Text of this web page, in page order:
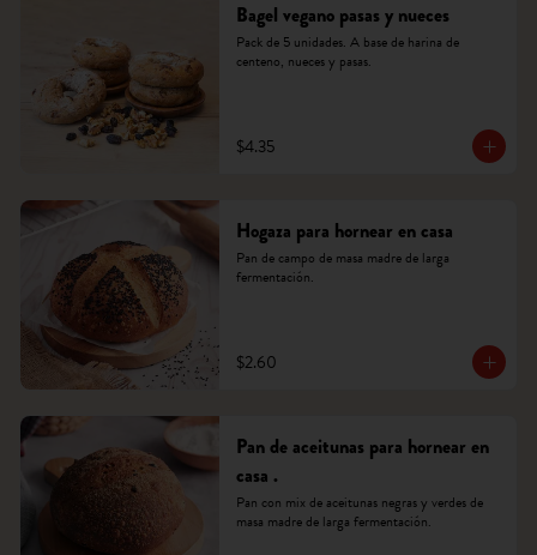
Bagel vegano pasas y nueces
Pack de 5 unidades. A base de harina de
centeno, nueces y pasas.
$4.35
Hogaza para hornear en casa
Pan de campo de masa madre de larga
fermentación.
$2.60
Pan de aceitunas para hornear en
casa .
Pan con mix de aceitunas negras y verdes de
masa madre de larga fermentación.